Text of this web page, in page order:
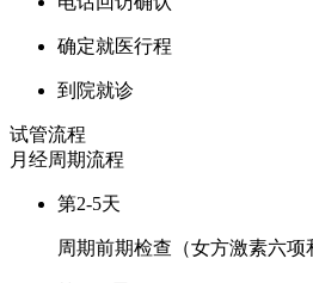
确定就医行程
到院就诊
试管流程
月经周期流程
第2-5天
周期前期检查（女方激素六项